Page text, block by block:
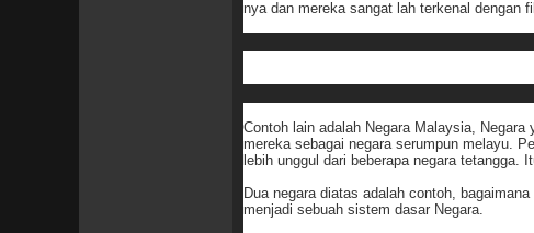
nya dan mereka sangat lah terkenal dengan
Contoh lain adalah Negara Malaysia,
mereka sebagai negara serumpun melayu.
lebih unggul dari beberapa negara
Dua negara diatas adalah contoh,
menjadi sebuah sistem dasar Negara.